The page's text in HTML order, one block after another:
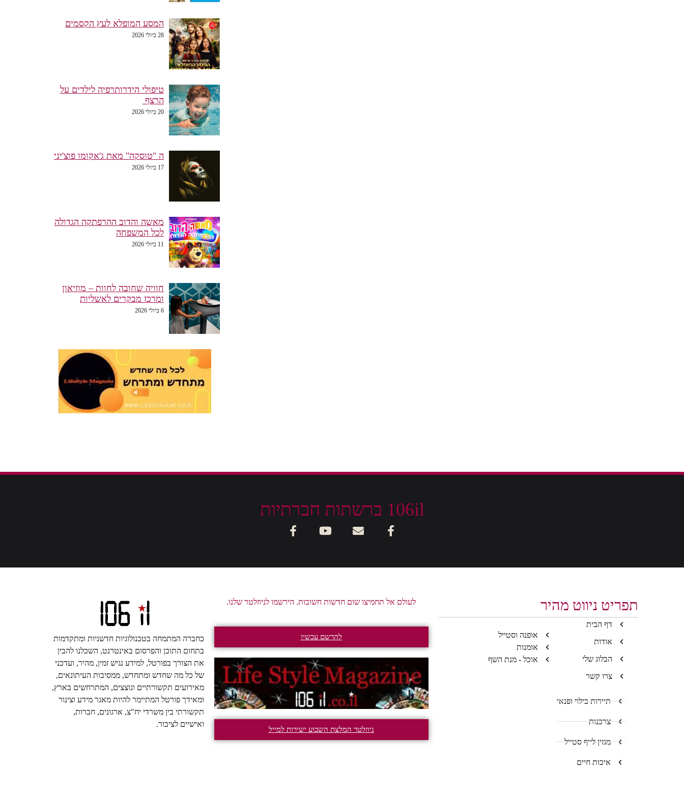
המסע המופלא לעץ הקסמים
28 ביולי 2026
טיפולי הידרותרפיה לילדים על
הרצף
20 ביולי 2026
ה "טוסקה" מאת ג'אקומו פוצ'יני
17 ביולי 2026
מאשה והדוב ההרפתקה הגדולה
לכל המשפחה
11 ביולי 2026
חוויה שחובה לחוות – מוזיאון
ומרכז מבקרים לאשליות
6 ביולי 2026
106il ברשתות חברתיות
תפריט ניווט מהיר
דף הבית
אודות
הבלוג שלי
צרו קשר
אופנה וסטייל
אומנות
אוכל - מנת השף
תיירות בילוי ופנאי
צרכנות
מגזין לייף סטייל
איכות חיים
לעולם אל תחמיצו שום חדשות חשובות. הירשמו לניוזלטר שלנו.
להרשם עכשיו
ניוזלטר המלצת השבוע ישירות למייל
כחברה המתמחה בטכנולוגיות חדשניות ומתקדמות
בתחום התוכן והפרסום באינטרנט, השכלנו להבין
את הצורך בפורטל, למידע נגיש זמין, מהיר, ועדכני
של כל מה שחדש ומתחדש, ממסיבות העיתונאים,
מאירועים תקשורתיים ונוצצים, המתרחשים בארץ,
ומאידך פורטל המתיימר להיות מאגר מידע וצינור
תקשורתי בין משרדי יח"צ, ארגונים, חברות,
ואישיים לציבור.